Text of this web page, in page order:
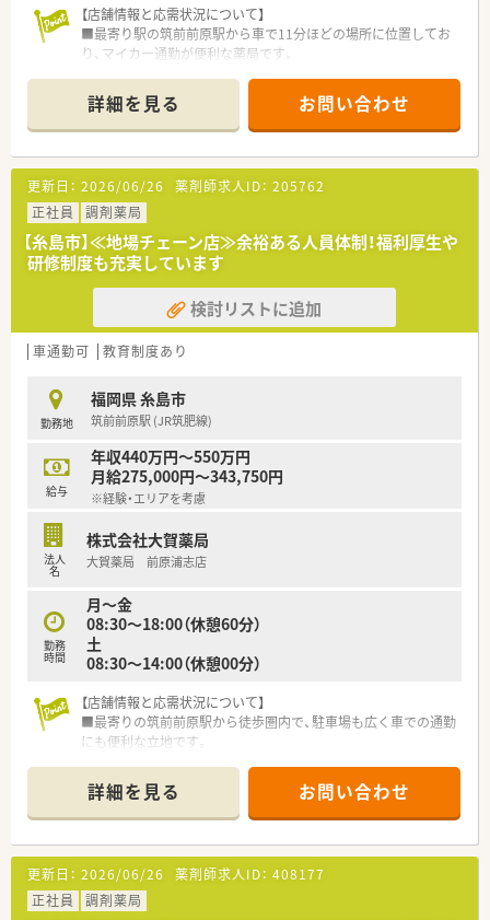
心となります。
■調剤室は広くはありませんが、常に皆さん業務分担しながら作
業をされているため、業務はスムーズです。
＜ワークライフバランスを推進＞
員(S1)はみなし残業を超える事はありません。
在宅で想定される臨時処方や急な在宅訪問に対応する『臨時処方
専任薬剤師』を配置しているので、 大幅な残業が発生することは
ありません。
■年間休日は117日＋1日(バースデー休暇)で終日休みの日数と
なります。月によっては半休の組み合わせ等もシフトに組み込
めるのでプライベートと両立が可能です。
■店舗異動に関しては、基本転居を伴わない異動となります。九
州エリアから関東エリアへなど転居を伴う異動がないため、地域
に根付いた勤務が可能です。
■在宅業務専用システムを自社開発しており、現場の薬剤師の意
す。
＜スキルアップ・キャリアアップできる環境＞
■麻薬の取り扱いが多い店舗やカテーテル・ポンプ処方を行って
いる店舗もございます。
緩和ケアの資格を持っている薬剤師が2名（調剤薬局勤務薬剤師
でき知識・スキル向上も図れる環境です。
■店舗管理を各薬局長へ任せており、社長から店舗の運営や数字
形成出来る環境です。
■薬剤師から営業職など社内でのジョブチェンジも相談の上、可
能です。
■企業・官公庁出身の未経験の方や、病院出身の方も多数活躍し
【店舗情報と応需状況について】
■最寄り駅の筑前前原駅から車で11分ほどの場所に位置してお
り、マイカー通勤が便利な薬局です。
を中心に1日40～50枚の処方箋を応需します。
■近隣店舗とのヘルプ体制が充実しています。
【募集背景と求める人物像について】
■今回の募集は欠員補充が目的となっており、即戦力としてご活
躍いただける経験者の方を求めています。
■小児科や整形外科といった特定の領域において、専門性を高め
たいという意欲のある方を歓迎します。
■患者様一人ひとりに丁寧に向き合い、親切な服薬指導を実践し
ていただける方をお待ちしております。
【法人特徴について】
■福岡市内およびその近郊エリアに限定して、4店舗の調剤薬局
を運営している地域密着型の企業です。
位の薬局サービスを提供しています。
■今後の診療報酬改定を見据えながら、在宅医療やジェネリック
医薬品の推進に積極的に取り組んでいます。
【やりがい/おすすめポイント】
■地域に密着した薬局のため、患者様一人ひとりとじっくり向き
合った丁寧な服薬指導が実践できます。
痛管理に関する知識を深められます。
■残業がほとんどなく、休日もしっかりと確保できるため、ワー
詳細を見る お問い合わせ
更新日： 2026/06/26 薬剤師求人ID： 205762
正社員
調剤薬局
【糸島市】≪地場チェーン店≫余裕ある人員体制！福利厚生や
研修制度も充実しています
検討リストに追加
車通勤可 教育制度あり
勤務地
福岡県 糸島市
筑前前原駅 (JR筑肥線)
給与
年収440万円～550万円
月給275,000円～343,750円
※経験・エリアを考慮
法人
名
株式会社大賀薬局
大賀薬局 前原浦志店
勤務
時間
月～金
08:30～18:00（休憩60分）
土
08:30～14:00（休憩00分）
【店舗情報と応需状況について】
■最寄りの筑前前原駅から徒歩圏内で、駐車場も広く車での通勤
にも便利な立地です。
在宅医療を担っています。
■常勤薬剤師6名と事務スタッフ3名という手厚い人員体制で、
業務に取り組んでいます。
【募集背景と求める人物像について】
■今回は欠員補充のための募集で、チームの一員として長く貢献
してくださる方を求めます。
詳細を見る お問い合わせ
更新日： 2026/06/26 薬剤師求人ID： 408177
正社員
調剤薬局